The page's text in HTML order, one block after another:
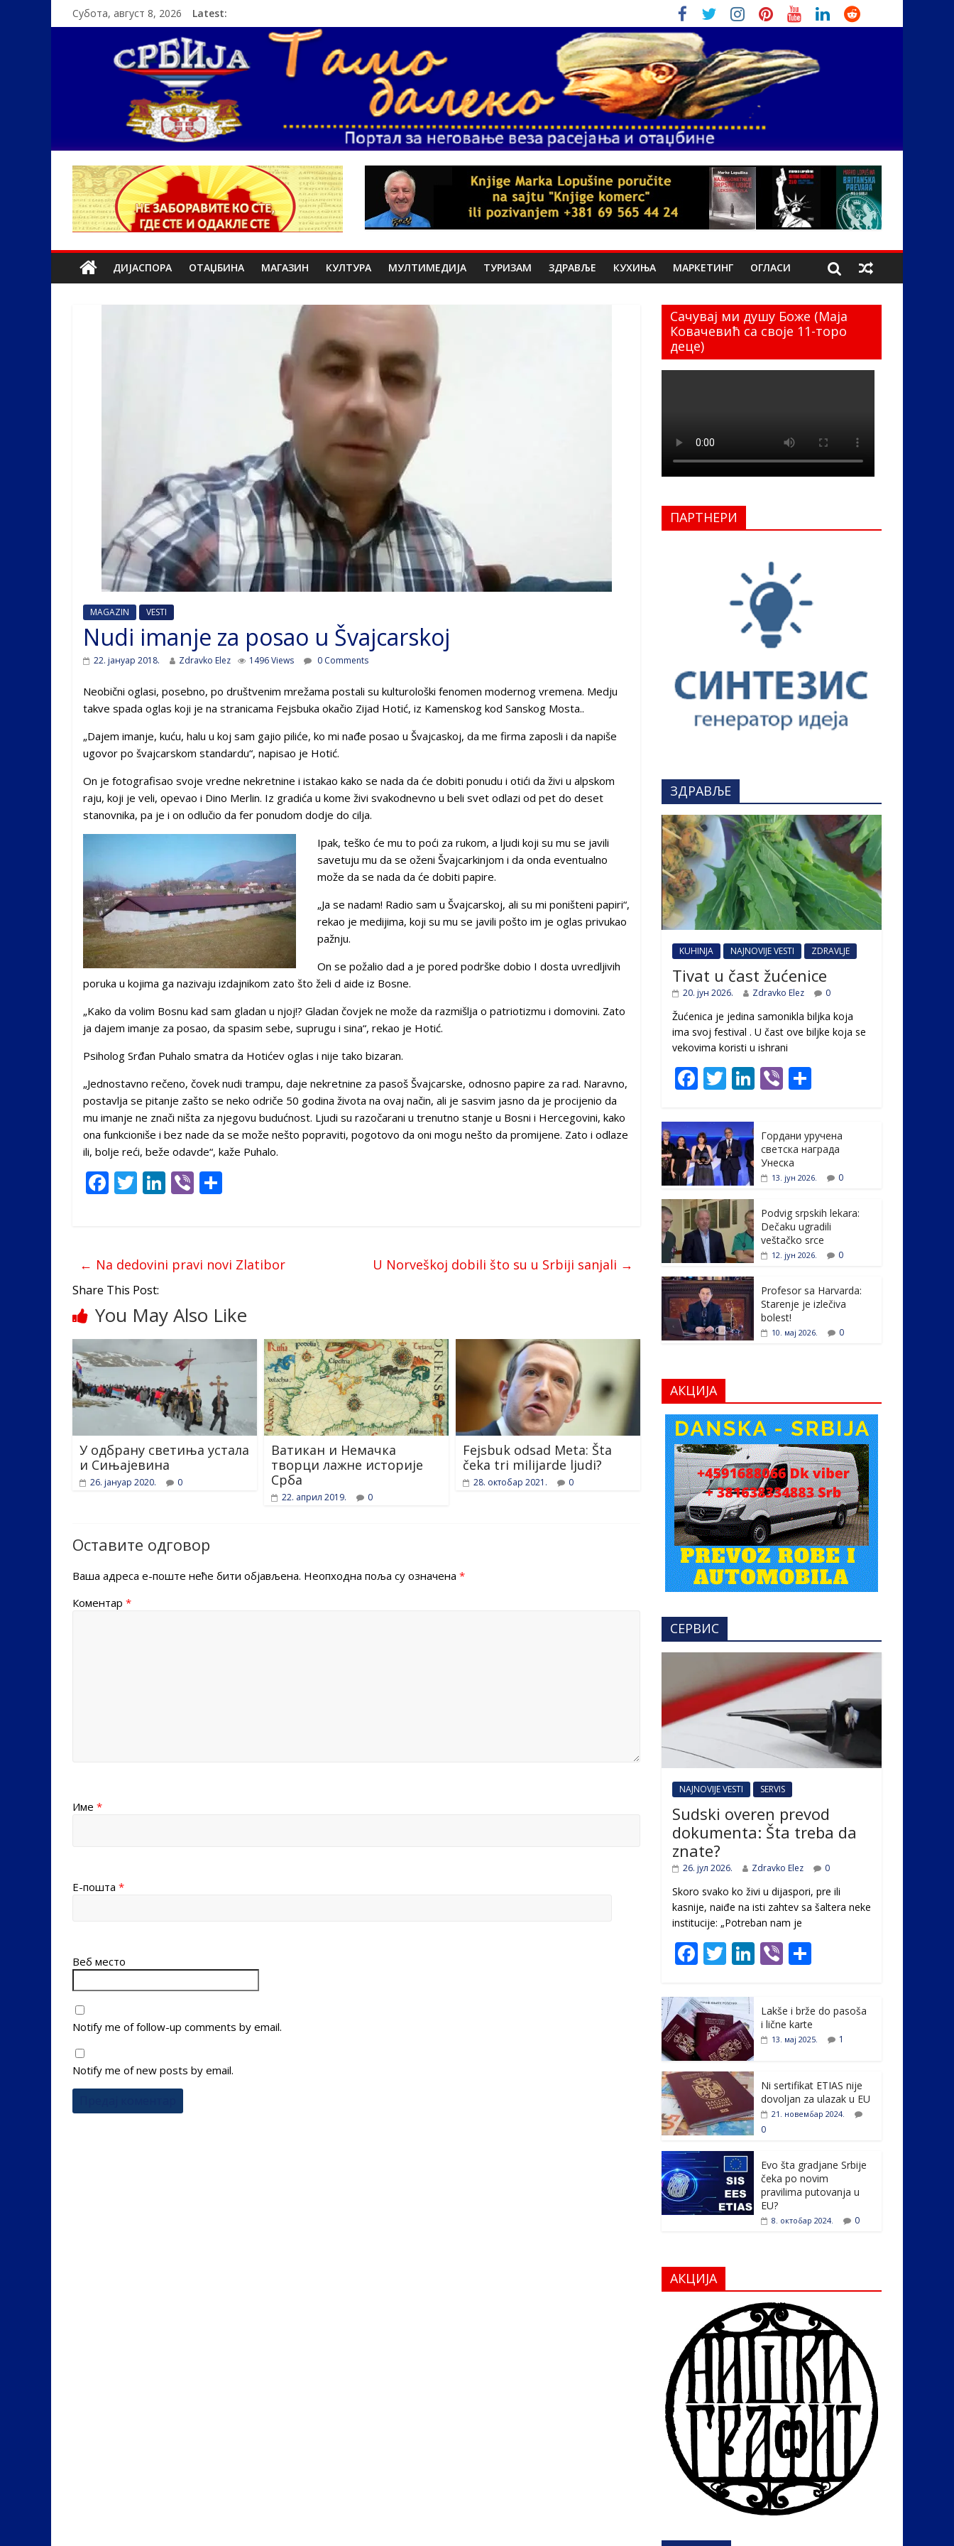
Субота, август 8, 2026 Latest:
ДИЈАСПОРА ОТАЏБИНА МАГАЗИН КУЛТУРА МУЛТИМЕДИЈА ТУРИЗАМ ЗДРАВЉЕ КУХИЊА МАРКЕТИНГ ОГЛАСИ
MAGAZIN VESTI
Nudi imanje za posao u Švajcarskoj
22. јануар 2018. Zdravko Elez 1496 Views 0 Comments
Neobični oglasi, posebno, po društvenim mrežama postali su kulturološki fenomen modernog vremena. Medju
takve spada oglas koji je na stranicama Fejsbuka okačio Zijad Hotić, iz Kamenskog kod Sanskog Mosta..
„Dajem imanje, kuću, halu u koj sam gajio piliće, ko mi nađe posao u Švajcaskoj, da me firma zaposli i da napiše
ugovor po švajcarskom standardu“, napisao je Hotić.
On je fotografisao svoje vredne nekretnine i istakao kako se nada da će dobiti ponudu i otići da živi u alpskom
raju, koji je veli, opevao i Dino Merlin. Iz gradića u kome živi svakodnevno u beli svet odlazi od pet do deset
stanovnika, pa je i on odlučio da fer ponudom dodje do cilja.
Ipak, teško će mu to poći za rukom, a ljudi koji su mu se javili
savetuju mu da se oženi Švajcarkinjom i da onda eventualno
može da se nada da će dobiti papire.
„Ja se nadam! Radio sam u Švajcarskoj, ali su mi poništeni papiri“,
rekao je medijima, koji su mu se javili pošto im je oglas privukao
pažnju.
On se požalio dad a je pored podrške dobio I dosta uvredljivih
poruka u kojima ga nazivaju izdajnikom zato što želi d aide iz Bosne.
„Kako da volim Bosnu kad sam gladan u njoj!? Gladan čovjek ne može da razmišlja o patriotizmu i domovini. Zato
ja dajem imanje za posao, da spasim sebe, suprugu i sina“, rekao je Hotić.
Psiholog Srđan Puhalo smatra da Hotićev oglas i nije tako bizaran.
„Jednostavno rečeno, čovek nudi trampu, daje nekretnine za pasoš Švajcarske, odnosno papire za rad. Naravno,
postavlja se pitanje zašto se neko odriče 50 godina života na ovaj način, ali je sasvim jasno da je procijenio da
mu imanje ne znači ništa za njegovu budućnost. Ljudi su razočarani u trenutno stanje u Bosni i Hercegovini, kako
ona funkcioniše i bez nade da se može nešto popraviti, pogotovo da oni mogu nešto da promijene. Zato i odlaze
ili, bolje reći, beže odavde“, kaže Puhalo.
F
ac
o
o
k
T
w
Li
n
dI
Vi
b
← Na dedovini pravi novi Zlatibor U Norveškoj dobili što su u Srbiji sanjali →
Share This Post:
You May Also Like
У одбрану светиња устала
и Сињајевина
26. јануар 2020. 0
Ватикан и Немачка
творци лажне историје
Срба
22. април 2019. 0
Fejsbuk odsad Meta: Šta
čeka tri milijarde ljudi?
28. октобар 2021. 0
Оставите одговор
Ваша адреса е-поште неће бити објављена. Неопходна поља су означена *
Коментар *
Име *
Е-пошта *
Веб место
Notify me of follow-up comments by email.
Notify me of new posts by email.
Сачувај ми душу Боже (Маја
Ковачевић са своје 11-торо
деце)
ПАРТНЕРИ
ЗДРАВЉЕ
KUHINJA NAJNOVIJE VESTI ZDRAVLJE
Tivat u čast žućenice
20. јун 2026. Zdravko Elez 0
Žućenica je jedina samonikla biljka koja
ima svoj festival . U čast ovе biljke koja se
vekovima koristi u ishrani
F
e
b
o
o
k
T
itt
er
Li
e
dI
n
Vi
e
Гордани уручена
светска награда
Унеска
13. јун 2026. 0
Podvig srpskih lekara:
Dečaku ugradili
veštačko srce
12. јун 2026. 0
Profesor sa Harvarda:
Starenje je izlečiva
bolest!
10. мај 2026. 0
АКЦИЈА
СЕРВИС
NAJNOVIJE VESTI SERVIS
Sudski overen prevod
dokumenta: Šta treba da
znate?
26. јул 2026. Zdravko Elez 0
Skoro svako ko živi u dijaspori, pre ili
kasnije, naiđe na isti zahtev sa šaltera neke
institucije: „Potreban nam je
F
e
b
o
o
k
T
itt
er
Li
e
dI
Vi
er ar
e
Lakše i brže do pasoša
i lične karte
13. мај 2025. 1
Ni sertifikat ETIAS nije
dovoljan za ulazak u EU
21. новембар 2024.
0
Evo šta gradjane Srbije
čeka po novim
pravilima putovanja u
EU?
8. октобар 2024. 0
АКЦИЈА